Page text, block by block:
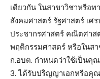
เดียวกัน ในสาขาวิชาหรือท
สังคมศาสตร์ รัฐศาสตร์ เศ
ประชากรศาสตร์ คณิตศาส
พฤติกรรมศาสตร์ หรือในส
ก.อบต. กำหนดว่าใช้เป็นคุ
3. ได้รับปริญญาเอกหรือคุ